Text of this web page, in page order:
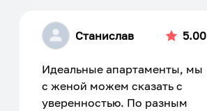
Станислав 5.00
Идеальные апартаменты, мы
с женой можем сказать с
уверенностью. По разным